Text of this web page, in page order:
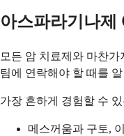
아스파라기나제
모든 암 치료제와 마찬
팀에 연락해야 할 때를
가장 흔하게 경험할 수
메스꺼움과 구토,